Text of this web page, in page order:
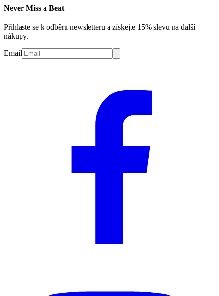
Never Miss a Beat
Přihlaste se k odběru newsletteru a získejte 15% slevu na další
nákupy.
Email